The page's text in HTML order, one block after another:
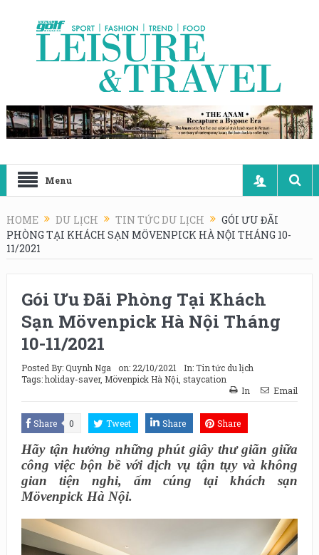
Menu
HOME DU LỊCH TIN TỨC DU LỊCH
GÓI ƯU ĐÃI
PHÒNG TẠI KHÁCH SẠN MÖVENPICK HÀ NỘI THÁNG 10-
11/2021
Gói Ưu Đãi Phòng Tại Khách
Sạn Mövenpick Hà Nội Tháng
10-11/2021
Posted By:Quynh Nga on: 22/10/2021 In:Tin tức du lịch
Tags:holiday-saver, Mövenpick Hà Nội staycation
In
Email
Share 0 Tweet Share Share
Hãy tận hưởng những phút giây thư giãn giữa
công việc bộn bề với dịch vụ tận tụy và không
gian tiện nghi, ấm cúng tại khách sạn
Mövenpick Hà Nội.